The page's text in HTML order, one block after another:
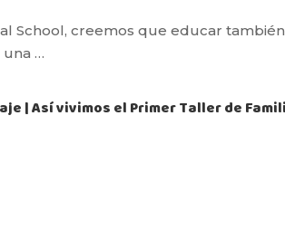
School, creemos que educar
una …
| Así vivimos el Primer Taller de